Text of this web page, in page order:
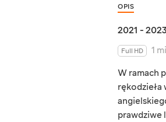
OPIS
2021 - 2023
Full HD
1
W ramach
rękodzieła
prawdziwe